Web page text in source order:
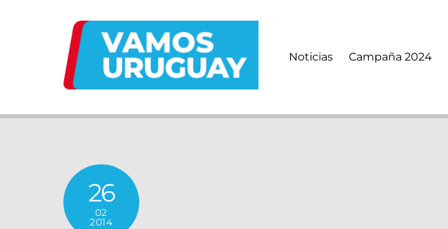
Noticias
Campaña 2024
26
02
2014